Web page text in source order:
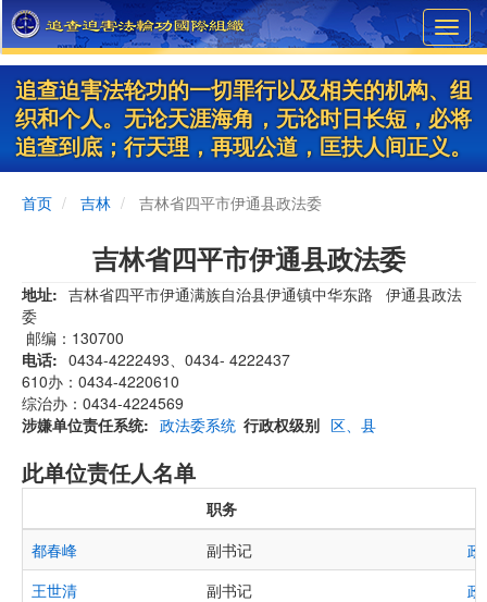
Skip
to
main
content
追查迫害法轮功的一切罪行以及相关的机构、组
织和个人。无论天涯海角，无论时日长短，必将
追查到底；行天理，再现公道，匡扶人间正义。
首页 吉林 吉林省四平市伊通县政法委
吉林省四平市伊通县政法委
地址
吉林省四平市伊通满族自治县伊通镇中华东路 伊通县政法
委
邮编：130700
电话
0434-4222493、0434- 4222437
610办：0434-4220610
综治办：0434-4224569
涉嫌单位责任系统
政法委系统 行政权级别 区、县
此单位责任人名单
职务
都春峰
副书记
政
王世清
副书记
政